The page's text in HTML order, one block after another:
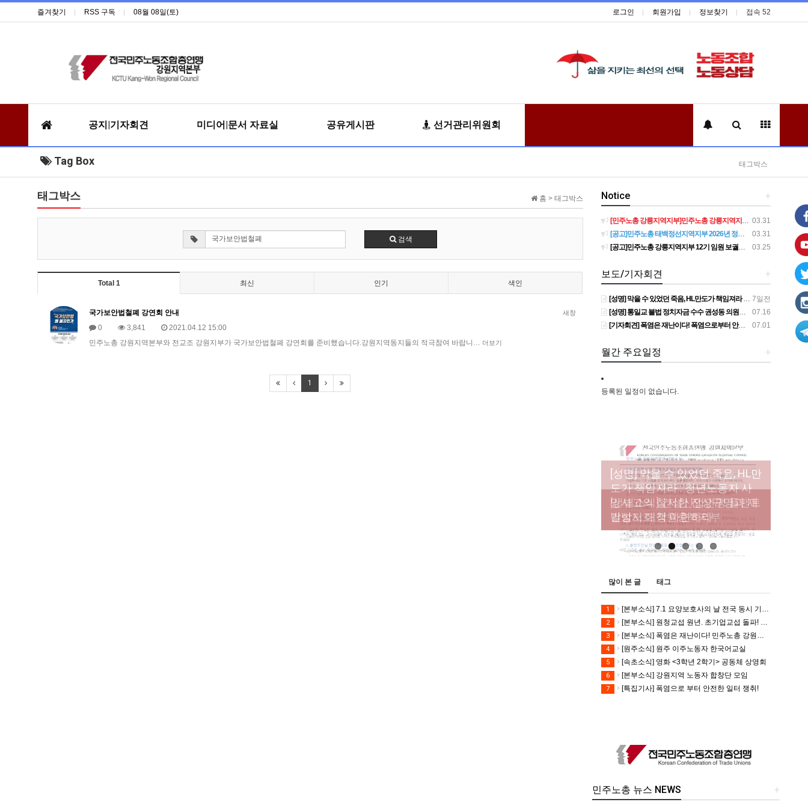
즐겨찾기 RSS 구독 08월 08일(토) 로그인 회원가입 정보찾기 접속 52
공지|기자회견 미디어|문서 자료실 공유게시판 선거관리위원회
Tag Box 태그박스
홈 > 태그박스
태그박스
검색
Total 1 최신 인기 색인
새창
국가보안법철폐 강연회 안내
0
3,841
2021.04.12 15:00
민주노총 강원지역본부와 전교조 강원지부가 국가보안법철폐 강연회를 준비했습니다.강원지역동지들의 적극참여 바랍니… 더보기
1
+
Notice
03.31
[민주노총 강릉지역지부]민주노총 강릉지역지부 제12기 임원 보궐선거결과 공고
03.31
[공고]민주노총 태백정선지역지부 2026년 정기 대의원대회 재소집 건
03.25
[공고]민주노총 강릉지역지부 12기 임원 보궐선거 후보자 확정 공고
+
보도/기자회견
7일전
[성명] 막을 수 있었던 죽음, HL만도가 책임져라 : 청년노동자 사망사고의 철저한 진상규명과 재발방지 대책 마련하라
07.16
[성명] 통일교 불법 정치자금 수수 권성동 의원직 상실, 사필귀정이다
07.01
[기자회견] 폭염은 재난이다! 폭염으로부터 안전한 일터를 위한 민주노총 강원지역본부 폭염감시단 선포 기자회견
+
월간 주요일정
등록된 일정이 없습니다.
[성명] 막을 수 있었던 죽음, HL만
도가 책임져라 : 청년노동자 사
망사고의 철저한 진상규명과 재
발방지 대책 마련하라
[산별소식] 건설산업연맹 플랜트
건설노조 강원충북지부
[강릉,속초,원주,춘천] 폭염감시
단 사업 이모저모
[조합원☆인터뷰] 서비스연맹 전
국학교비정규직노동조합 강원
지부 김유미 춘천지회장
[본부소식] 강원지역 노동자 합
창단 모임
많이 본 글 태그
1 [본부소식] 7.1 요양보호사의 날 전국 동시 기자회견
2 [본부소식] 원청교섭 원년. 초기업교섭 돌파! 모든 노동자의 노동기본권 쟁취! 민주노총 7.15 총파업대회
3 [본부소식] 폭염은 재난이다! 민주노총 강원지역본부 폭염감시단 선포 기자회견
4 [원주소식] 원주 이주노동자 한국어교실
5 [속초소식] 영화 <3학년 2학기> 공동체 상영회
6 [본부소식] 강원지역 노동자 합창단 모임
7 [특집기사] 폭염으로 부터 안전한 일터 쟁취!
+
민주노총 뉴스 NEWS